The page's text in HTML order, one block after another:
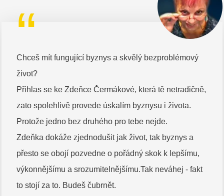
“
Chceš mít fungující byznys a skvělý bezproblémový
život?
Přihlas se ke Zdeňce Čermákové, která tě netradičně,
zato spolehlivě provede úskalím byznysu i života.
Protože jedno bez druhého pro tebe nejde.
Zdeňka dokáže zjednodušit jak život, tak byznys a
přesto se obojí pozvedne o pořádný skok k lepšímu,
výkonnějšímu a srozumitelnějšímu.Tak neváhej - fakt
to stojí za to. Budeš čubrnět.